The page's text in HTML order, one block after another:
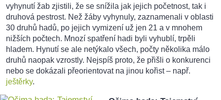
vyhynutí žab zjistili, že se snížila jak jejich početnost, tak i
druhová pestrost. Než žáby vyhynuly, zaznamenali v oblasti
30 druhů hadů, po jejich vymizení už jen 21 a v mnohem
nižších počtech. Mnozí spatření hadi byli vyhublí, trpěli
hladem. Hynutí se ale netýkalo všech, počty několika málo
druhů naopak vzrostly. Nejspíš proto, že přišli o konkurenci
nebo se dokázali přeorientovat na jinou kořist – např.
ještěrky.